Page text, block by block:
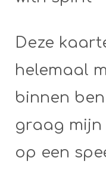
Deze
helemaal
binnen
graag
op een